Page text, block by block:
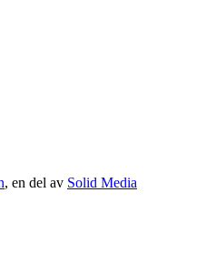
, en del av Solid Media